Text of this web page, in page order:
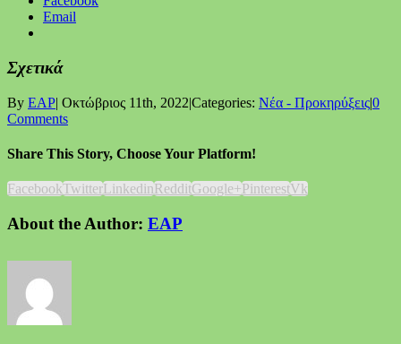
Email
Σχετικά
By EAP| Οκτώβριος 11th, 2022|Categories: Νέα - Προκηρύξεις|0
Comments
Share This Story, Choose Your Platform!
FacebookTwitterLinkedinRedditGoogle+PinterestVk
About the Author: EAP